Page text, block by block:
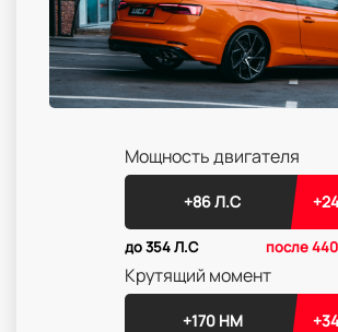
Мощность двигателя
+86 Л.С
до 354 Л.С после
Крутящий момент
+170 НМ